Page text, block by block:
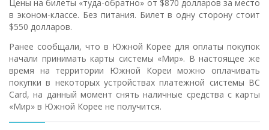
Цены на билеты «туда-обратно» от $870 долларов за место
в эконом-классе. Без питания. Билет в одну сторону стоит
$550 долларов.
Ранее сообщали, что в Южной Корее для оплаты покупок
начали принимать карты системы «Мир». В настоящее же
время на территории Южной Кореи можно оплачивать
покупки в некоторых устройствах платежной системы BC
Card, на данный момент снять наличные средства с карты
«Мир» в Южной Корее не получится.